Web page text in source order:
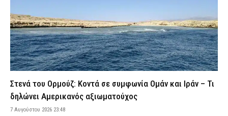
Συνελήφθησαν σε Καβάλα και Αλεξανδρούπολη τρεις άνδρες
για ναρκωτικά και λαθραίο καπνό
ΑΣΤΥΝΟΜΙΑ 7 Αυγούστου 2026 21:24
Τραγωδία στην Πάτρα: Πέθανε βρέφος οκτώ ημερών στη ΜΕΘ
Νεογνών του Νοσοκομείου «Άγιος Ανδρέας»
Σητεία: Φωτιά στα Αχλάδια – Μεγάλη κινητοποίηση από την
Πυροσβεστική
Στενά του Ορμούζ: Κοντά σε συμφωνία Ομάν και Ιράν – Τι
δηλώνει Αμερικανός αξιωματούχος
7 Αυγούστου 2026 23:48